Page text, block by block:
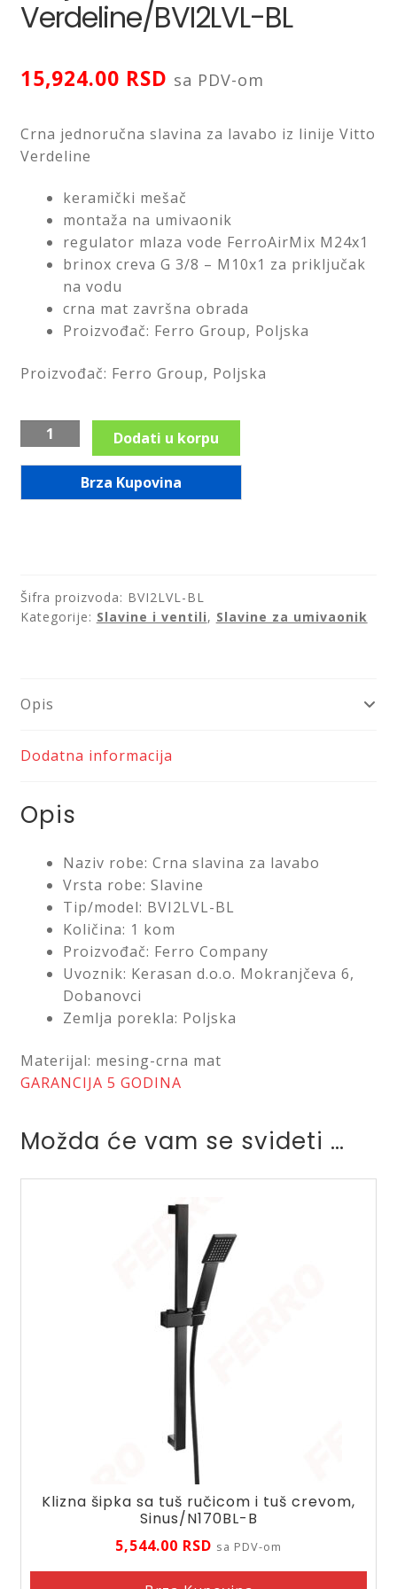
Saveti
Kontakt
Verdeline/BVI2LVL-BL
15,924.00 RSD sa PDV-om
Crna jednoručna slavina za lavabo iz linije Vitto
Verdeline
keramički mešač
montaža na umivaonik
regulator mlaza vode FerroAirMix M24x1
brinox creva G 3/8 – M10x1 za priključak
na vodu
crna mat završna obrada
Proizvođač: Ferro Group, Poljska
Proizvođač: Ferro Group, Poljska
Slavina
za
nadgradni
lavabo
serija
Vitto
količina
Dodati u korpu
Brza Kupovina
Šifra proizvoda: BVI2LVL-BL
Kategorije: Slavine i ventili, Slavine za umivaonik
Opis
Dodatna informacija
Opis
Naziv robe: Crna slavina za lavabo
Vrsta robe: Slavine
Tip/model: BVI2LVL-BL
Količina: 1 kom
Proizvođač: Ferro Company
Uvoznik: Kerasan d.o.o. Mokranjčeva 6,
Dobanovci
Zemlja porekla: Poljska
Materijal: mesing-crna mat
GARANCIJA 5 GODINA
Možda će vam se svideti …
Klizna šipka sa tuš ručicom i tuš crevom,
Sinus/N170BL-B
5,544.00 RSD sa PDV-om